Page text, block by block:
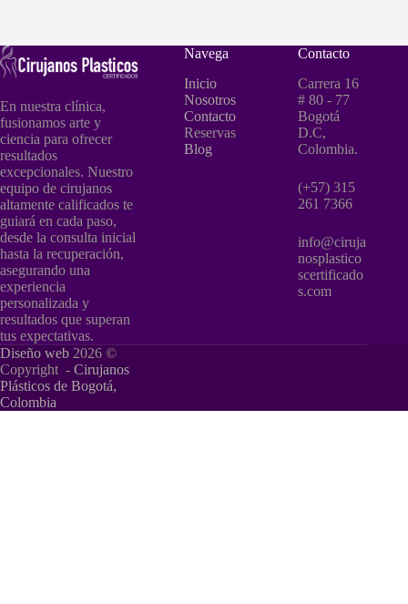
En nuestra clínica,
fusionamos arte y
ciencia para ofrecer
resultados
excepcionales. Nuestro
equipo de cirujanos
altamente calificados te
guiará en cada paso,
desde la consulta inicial
hasta la recuperación,
asegurando una
experiencia
personalizada y
resultados que superan
tus expectativas.
Navega
Inicio
Nosotros
Contacto
Reservas
Blog
Contacto
Carrera 16
# 80 - 77
Bogotá
D.C,
Colombia.
(+57) 315
261 7366
info@ciruja
nosplastico
scertificado
s.com
Diseño web 2026 ©
Copyright - Cirujanos
Plásticos de Bogotá,
Colombia